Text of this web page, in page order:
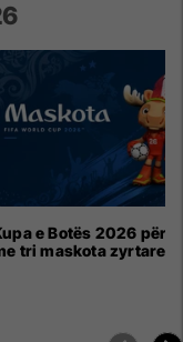
e Botës 2026 për
tri maskota zyrtare